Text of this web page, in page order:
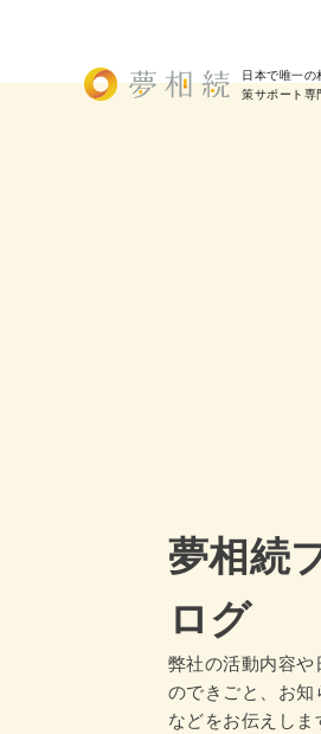
日本で唯一の
策サポート 専
夢相続
ログ
弊社の活動内容や
のできごと、お知
などをお伝えしま